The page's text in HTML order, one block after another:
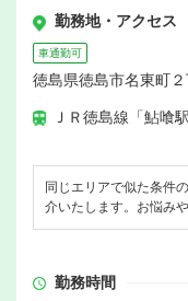
勤務地・アクセス
車通勤可
徳島県徳島市名東町
ＪＲ徳島線「鮎喰駅
同じエリアで似た条件
介いたします。お悩み
勤務時間